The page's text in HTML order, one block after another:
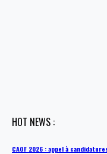
HOT NEWS :
CAOF 2026 : appel à